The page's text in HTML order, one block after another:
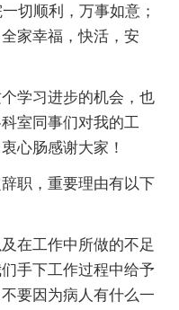
顺利，万事如意；
家幸福，快活，安
学习进步的机会，也
室同事们对我的工
心肠感谢大家！
职，重要理由有以下
在工作中所做的不足
手下工作过程中给予
要因为病人有什么一